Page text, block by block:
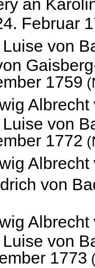
an
Februar
von
1759
von
1772
von
von
1773